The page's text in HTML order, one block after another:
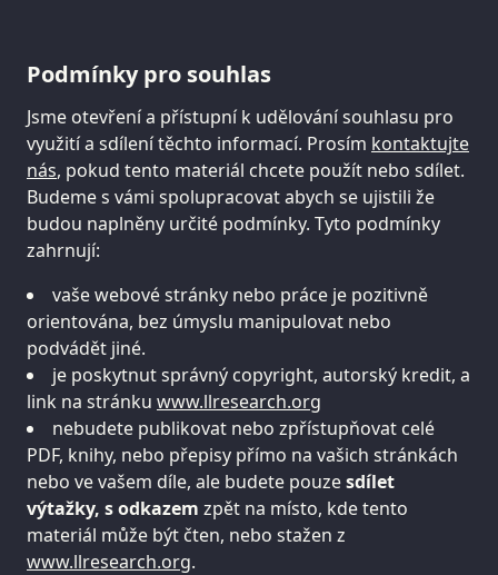
Podmínky pro souhlas
Jsme otevření a přístupní k udělování souhlasu pro
využití a sdílení těchto informací. Prosím kontaktujte
nás, pokud tento materiál chcete použít nebo sdílet.
Budeme s vámi spolupracovat abych se ujistili že
budou naplněny určité podmínky. Tyto podmínky
zahrnují:
vaše webové stránky nebo práce je pozitivně
orientována, bez úmyslu manipulovat nebo
podvádět jiné.
je poskytnut správný copyright, autorský kredit, a
link na stránku www.llresearch.org
nebudete publikovat nebo zpřístupňovat celé
PDF, knihy, nebo přepisy přímo na vašich stránkách
nebo ve vašem díle, ale budete pouzesdílet
výtažky, s odkazem zpět na místo, kde tento
materiál může být čten, nebo stažen z
www.llresearch.org.